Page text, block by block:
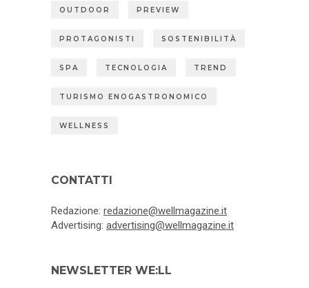
OUTDOOR PREVIEW
PROTAGONISTI SOSTENIBILITÀ
SPA TECNOLOGIA TREND
TURISMO ENOGASTRONOMICO
WELLNESS
CONTATTI
Redazione: redazione@wellmagazine.it
Advertising: advertising@wellmagazine.it
NEWSLETTER WE:LL